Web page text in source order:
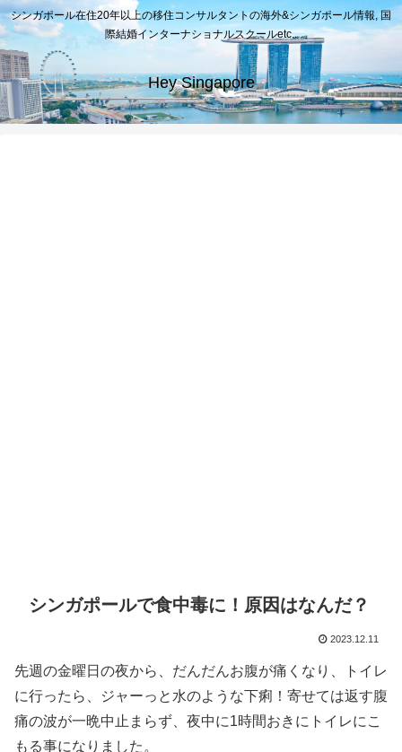
シンガポール在住20年以上の移住コンサルタントの海外&シンガポール情報, 国
際結婚インターナショナルスクールetc..
Hey Singapore
シンガポールで食中毒に！原因はなんだ？
2023.12.11
先週の金曜日の夜から、だんだんお腹が痛くなり、トイレ
に行ったら、ジャーっと水のような下痢！寄せては返す腹
痛の波が一晩中止まらず、夜中に1時間おきにトイレにこ
もる事になりました。